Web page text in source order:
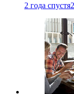
2 года спустя